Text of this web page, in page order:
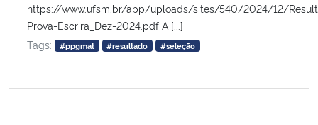
https://www.ufsm.br/app/uploads/sites/540/2024/12/
Prova-Escrira_Dez-2024.pdf A [...]
Tags:
#ppgmat #resultado #seleção